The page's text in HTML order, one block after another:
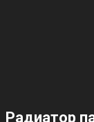
Радиатор